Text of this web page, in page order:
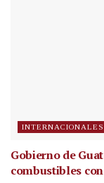
INTERNACIONALES
Gobierno de
combustibles